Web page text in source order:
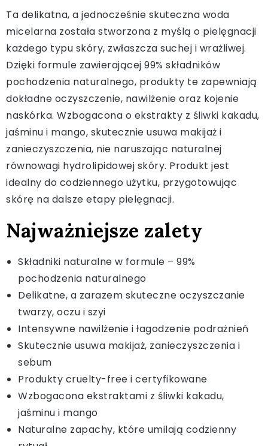
Ta delikatna, a jednocześnie skuteczna woda
micelarna została stworzona z myślą o pielęgnacji
każdego typu skóry, zwłaszcza suchej i wrażliwej.
Dzięki formule zawierającej 99% składników
pochodzenia naturalnego, produkty te zapewniają
dokładne oczyszczenie, nawilżenie oraz kojenie
naskórka. Wzbogacona o ekstrakty z śliwki kakadu,
jaśminu i mango, skutecznie usuwa makijaż i
zanieczyszczenia, nie naruszając naturalnej
równowagi hydrolipidowej skóry. Produkt jest
idealny do codziennego użytku, przygotowując
skórę na dalsze etapy pielęgnacji.
Najważniejsze zalety
Składniki naturalne w formule – 99%
pochodzenia naturalnego
Delikatne, a zarazem skuteczne oczyszczanie
twarzy, oczu i szyi
Intensywne nawilżenie i łagodzenie podrażnień
Skutecznie usuwa makijaż, zanieczyszczenia i
sebum
Produkty cruelty-free i certyfikowane
Wzbogacona ekstraktami z śliwki kakadu,
jaśminu i mango
Naturalne zapachy, które umilają codzienny